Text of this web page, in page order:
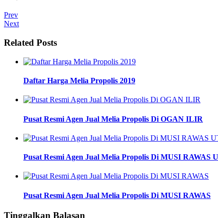
Prev
Next
Related Posts
Daftar Harga Melia Propolis 2019
Pusat Resmi Agen Jual Melia Propolis Di OGAN ILIR
Pusat Resmi Agen Jual Melia Propolis Di MUSI RAWAS
Pusat Resmi Agen Jual Melia Propolis Di MUSI RAWAS
Tinggalkan Balasan